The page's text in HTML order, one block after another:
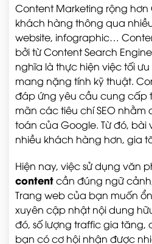
Content Marketing rộng hơn
khách hàng thông qua
website, infographic…
bởi từ Content Search
nghĩa là thực hiện việc tối
mang nặng tính kỹ thuật.
đáp ứng yêu cầu cung cấp
mãn các tiêu chí SEO
toán của Google. Từ đó, bài
nhiều khách hàng hơn, gia
Hiện nay, việc sử dụng văn
contentcần đúng ngữ
Trang web của bạn muốn
xuyên cập nhật nội dung
đó, số lượng traffic gia
bạn có cơ hội nhận được